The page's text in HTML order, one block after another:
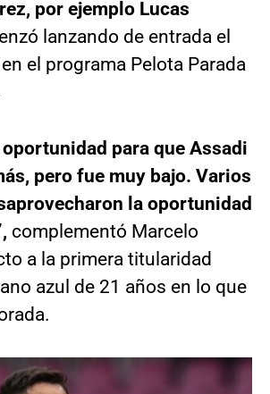
por ejemplo Lucas
lanzando de entrada el
el programa Pelota Parada
oportunidad para que Assadi
pero fue muy bajo. Varios
la oportunidad
complementó Marcelo
a la primera titularidad
azul de 21 años en lo que